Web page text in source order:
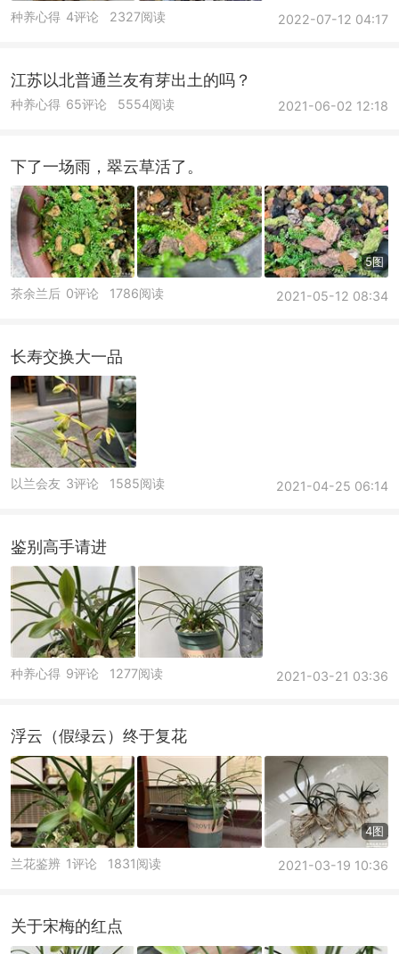
种养心得 2022-07-12 04:17
4评论 2327阅读
江苏以北普通兰友有芽出土的吗？
种养心得 2021-06-02 12:18
65评论 5554阅读
下了一场雨，翠云草活了。
5图
茶余兰后 2021-05-12 08:34
0评论 1786阅读
长寿交换大一品
以兰会友 2021-04-25 06:14
3评论 1585阅读
鉴别高手请进
种养心得 2021-03-21 03:36
9评论 1277阅读
浮云（假绿云）终于复花
4图
兰花鉴辨 2021-03-19 10:36
1评论 1831阅读
关于宋梅的红点